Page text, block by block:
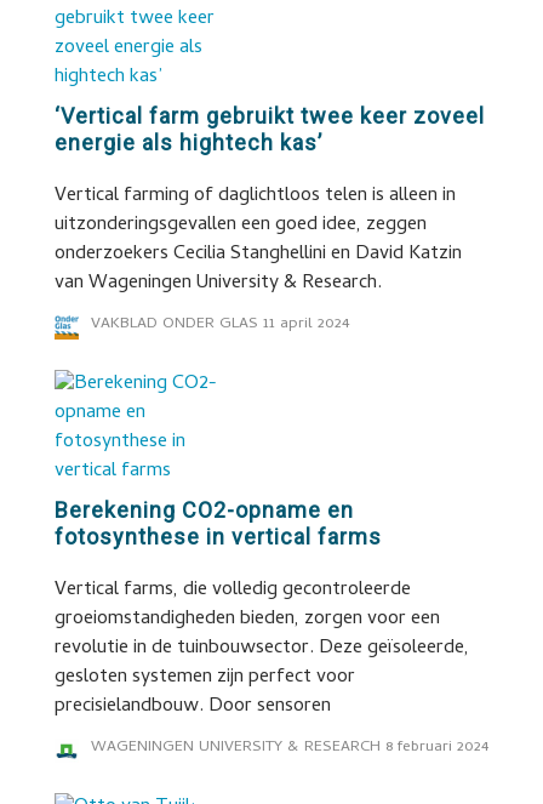
‘Vertical farm gebruikt twee keer zoveel
energie als hightech kas’
Vertical farming of daglichtloos telen is alleen in
uitzonderingsgevallen een goed idee, zeggen
onderzoekers Cecilia Stanghellini en David Katzin
van Wageningen University & Research.
VAKBLAD ONDER GLAS 11 april 2024
Berekening CO2-opname en
fotosynthese in vertical farms
Vertical farms, die volledig gecontroleerde
groeiomstandigheden bieden, zorgen voor een
revolutie in de tuinbouwsector. Deze geïsoleerde,
gesloten systemen zijn perfect voor
precisielandbouw. Door sensoren
WAGENINGEN UNIVERSITY & RESEARCH 8 februari 2024